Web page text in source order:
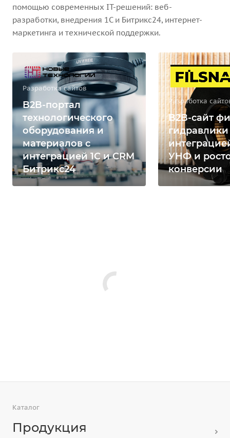
помощью современных IT-решений: веб-
разработки, внедрения 1С и Битрикс24, интернет-
маркетинга и технической поддержки.
Разработка сайтов
B2B-портал
технологического
оборудования и
материалов с
интеграцией 1С и CRM
Битрикс24
Разработка
B2B-сайт
гидравлики
УНФ и
конверсии
Каталог
Продукция